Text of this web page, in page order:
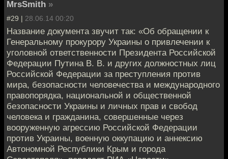
MrsSmith »
#29 | 28.06.14 00:20
Название документа звучит так: «Об обращении к
Генеральному прокурору Украины о привлечении к
уголовной ответственности Президента Российской
Федерации Путина В. В. и других должностных лиц
Российской Федерации за преступления против
мира, безопасности человечества и международного
правопорядка, национальной и общественной
безопасности Украины и личных прав и свобод
человека и гражданина, совершенные через
вооруженную агрессию Российской Федерации
против Украины, военную оккупацию и аннексию
Автономной Республики Крым и города